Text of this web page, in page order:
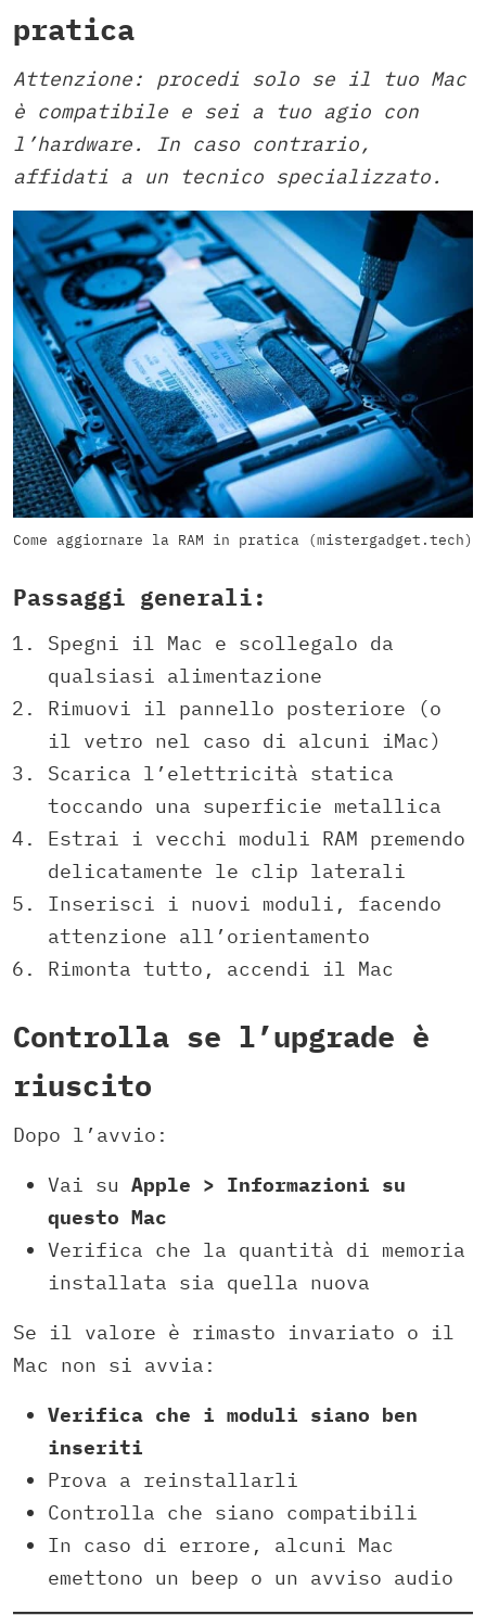
pratica
Attenzione: procedi solo se il tuo Mac
è compatibile e sei a tuo agio con
l’hardware. In caso contrario,
affidati a un tecnico specializzato.
Come aggiornare la RAM in pratica (mistergadget.tech)
Passaggi generali:
Spegni il Mac e scollegalo da
qualsiasi alimentazione
Rimuovi il pannello posteriore (o
il vetro nel caso di alcuni iMac)
Scarica l’elettricità statica
toccando una superficie metallica
Estrai i vecchi moduli RAM premendo
delicatamente le clip laterali
Inserisci i nuovi moduli, facendo
attenzione all’orientamento
Rimonta tutto, accendi il Mac
Controlla se l’upgrade è
riuscito
Dopo l’avvio:
Vai su Apple > Informazioni su
questo Mac
Verifica che la quantità di memoria
installata sia quella nuova
Se il valore è rimasto invariato o il
Mac non si avvia:
Verifica che i moduli siano ben
inseriti
Prova a reinstallarli
Controlla che siano compatibili
In caso di errore, alcuni Mac
emettono un beep o un avviso audio